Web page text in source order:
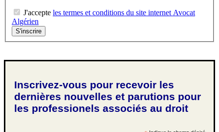
J'accepte les termes et conditions du site internet Avocat
Algérien
Inscrivez-vous pour recevoir les
dernières nouvelles et parutions pour
les professionels associés au droit